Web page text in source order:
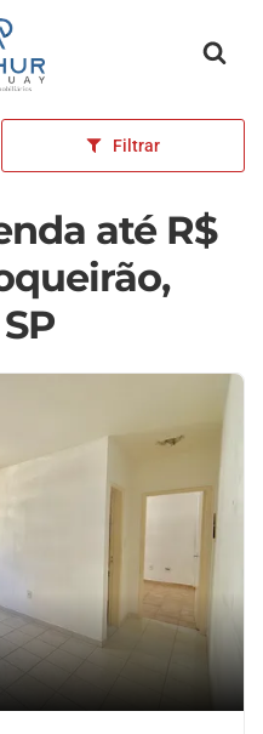
inicial
Filtrar
até R$